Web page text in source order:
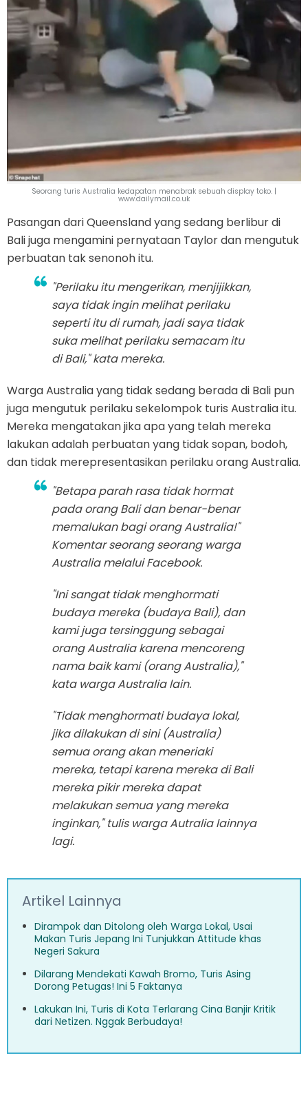
Seorang turis Australia kedapatan menabrak sebuah display toko. |
www.dailymail.co.uk
Pasangan dari Queensland yang sedang berlibur di
Bali juga mengamini pernyataan Taylor dan mengutuk
perbuatan tak senonoh itu.
"Perilaku itu mengerikan, menjijikkan,
saya tidak ingin melihat perilaku
seperti itu di rumah, jadi saya tidak
suka melihat perilaku semacam itu
di Bali," kata mereka.
Warga Australia yang tidak sedang berada di Bali pun
juga mengutuk perilaku sekelompok turis Australia itu.
Mereka mengatakan jika apa yang telah mereka
lakukan adalah perbuatan yang tidak sopan, bodoh,
dan tidak merepresentasikan perilaku orang Australia.
"Betapa parah rasa tidak hormat
pada orang Bali dan benar-benar
memalukan bagi orang Australia!"
Komentar seorang seorang warga
Australia melalui Facebook.
"Ini sangat tidak menghormati
budaya mereka (budaya Bali), dan
kami juga tersinggung sebagai
orang Australia karena mencoreng
nama baik kami (orang Australia),"
kata warga Australia lain.
"Tidak menghormati budaya lokal,
jika dilakukan di sini (Australia)
semua orang akan meneriaki
mereka, tetapi karena mereka di Bali
mereka pikir mereka dapat
melakukan semua yang mereka
inginkan," tulis warga Autralia lainnya
lagi.
Artikel Lainnya
Dirampok dan Ditolong oleh Warga Lokal, Usai
Makan Turis Jepang Ini Tunjukkan Attitude khas
Negeri Sakura
Dilarang Mendekati Kawah Bromo, Turis Asing
Dorong Petugas! Ini 5 Faktanya
Lakukan Ini, Turis di Kota Terlarang Cina Banjir Kritik
dari Netizen. Nggak Berbudaya!